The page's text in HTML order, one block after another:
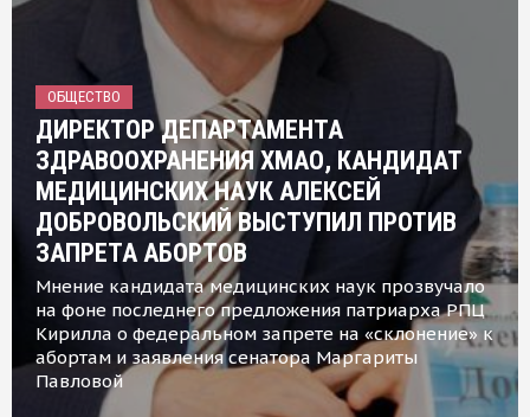
ОБЩЕСТВО
ДИРЕКТОР ДЕПАРТАМЕНТА
ЗДРАВООХРАНЕНИЯ ХМАО, КАНДИДАТ
МЕДИЦИНСКИХ НАУК АЛЕКСЕЙ
ДОБРОВОЛЬСКИЙ ВЫСТУПИЛ ПРОТИВ
ЗАПРЕТА АБОРТОВ
Мнение кандидата медицинских наук прозвучало
на фоне последнего предложения патриарха РПЦ
Кирилла о федеральном запрете на «склонение» к
абортам и заявления сенатора Маргариты
Павловой